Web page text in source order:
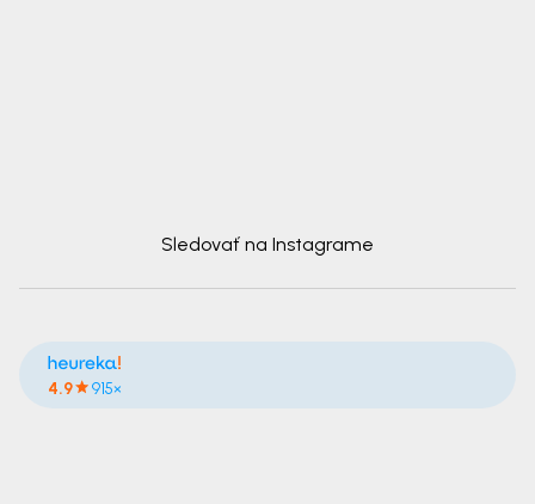
Sledovať na Instagrame
4.9 915×